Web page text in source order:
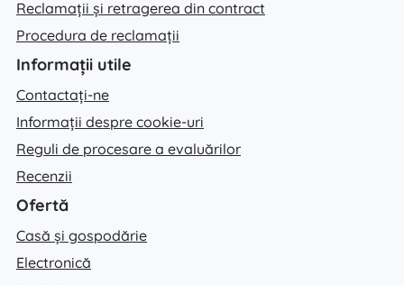
Reclamații și retragerea din contract
Procedura de reclamații
Informații utile
Contactați-ne
Informații despre cookie-uri
Reguli de procesare a evaluărilor
Recenzii
Ofertă
Casă și gospodărie
Electronică